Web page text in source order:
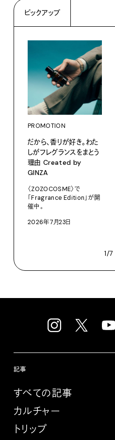
ピックアップ
PROMOTION
だから、香りが好き。わた
しがフレグランスをまとう
理由 Created by
GINZA
〈ZOZOCOSME〉で
「Fragrance Edition」が開
催中。
2026年7月23日
1/7
記事
すべての記事
カルチャー
トリップ